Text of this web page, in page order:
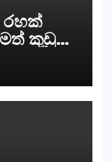
රහක්
මත් කුඩු
මහජන